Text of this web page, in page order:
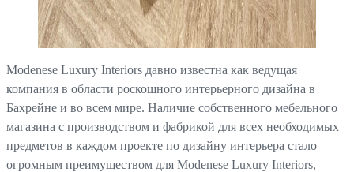
Modenese Luxury Interiors давно известна как ведущая
компания в области роскошного интерьерного дизайна в
Бахрейне и во всем мире. Наличие собственного мебельного
магазина с производством и фабрикой для всех необходимых
предметов в каждом проекте по дизайну интерьера стало
огромным преимуществом для Modenese Luxury Interiors,